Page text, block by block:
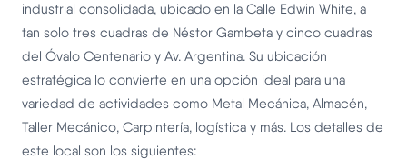
industrial consolidada, ubicado en la Calle Edwin White, a
tan solo tres cuadras de Néstor Gambeta y cinco cuadras
del Óvalo Centenario y Av. Argentina. Su ubicación
estratégica lo convierte en una opción ideal para una
variedad de actividades como Metal Mecánica, Almacén,
Taller Mecánico, Carpintería, logística y más. Los detalles de
este local son los siguientes: